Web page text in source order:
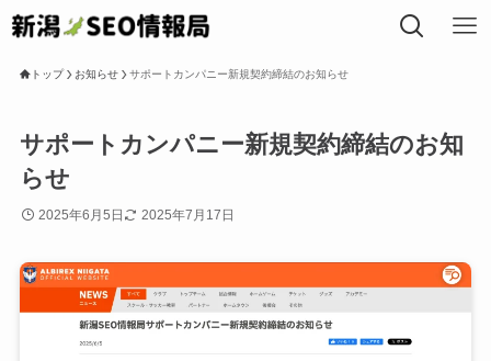
トップ
事業内容
トップ お知らせ サポートカンパニー新規契約締結のお知らせ
サポートカンパニー新規契約締結のお知
らせ
2025年6月5日 2025年7月17日